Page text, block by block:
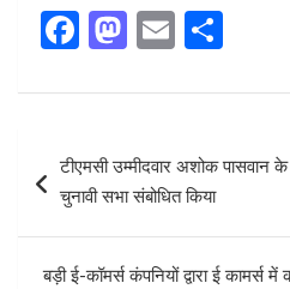
F
ce
o
k
M
st
o
d
n
E
ail ar
navigation
टीएमसी उम्मीदवार अशोक
चुनावी सभा संबोधित किया
बड़ी ई-कॉमर्स कंपनियों द्वारा ई कामर्स